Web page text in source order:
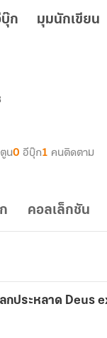
ก มุมนักเขียน
น0 อีบุ๊ก1 คนติดตาม
คอลเล็กชัน
กประหลาด Deus